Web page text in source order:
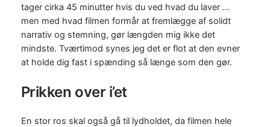
tager cirka 45 minutter hvis du ved hvad du laver …
men med hvad filmen formår at fremlægge af solidt
narrativ og stemning, gør længden mig ikke det
mindste. Tværtimod synes jeg det er flot at den evner
at holde dig fast i spænding så længe som den gør.
Prikken over i’et
En stor ros skal også gå til lydholdet, da filmen hele